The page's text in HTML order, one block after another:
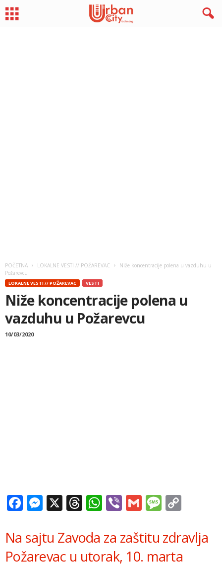
POČETNA LOKALNE VESTI // POŽAREVAC
Niže koncentracije polena u vazduhu u
Požarevcu
LOKALNE VESTI // POŽAREVAC VESTI
Niže koncentracije polena u
vazduhu u Požarevcu
10/03/2020
Facebook
Messenger
X Threads
WhatsApp
ViberGmail
Na sajtu Zavoda za zaštitu zdravlja
Požarevac u utorak, 10. marta